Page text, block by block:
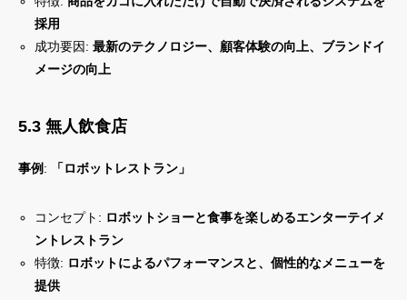
採用
成功要因:最新のテクノロジー、顧客体験の向上、ブランドイ
メージの向上
5.3 無人飲食店
事例: 「ロボットレストラン」
コンセプト: ロボットショーと食事を楽しめるエンターテイメ
ントレストラン
特徴: ロボットによるパフォーマンスと、個性的なメニューを
提供